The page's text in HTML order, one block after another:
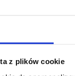
z plików cookie